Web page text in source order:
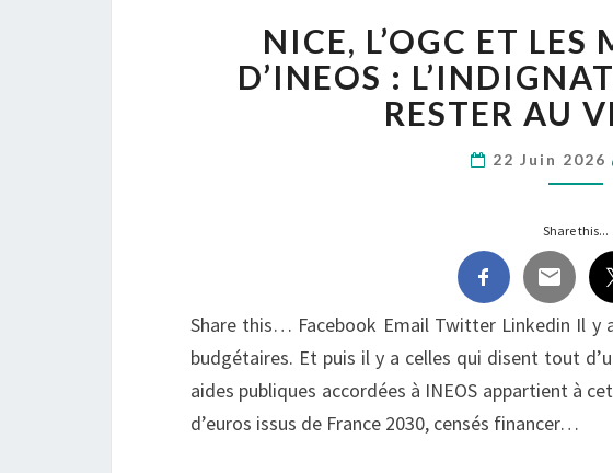
ET
LES
NE
PAS
AU
NICE, L’OGC ET
D’INEOS :
RESTER AU
22 Juin 2026
Share this...
Share this… Facebook Email Twitter Linkedin Il y
budgétaires. Et puis il y a celles qui disent tout
aides publiques accordées à INEOS appartient à
d’euros issus de France 2030, censés financer…